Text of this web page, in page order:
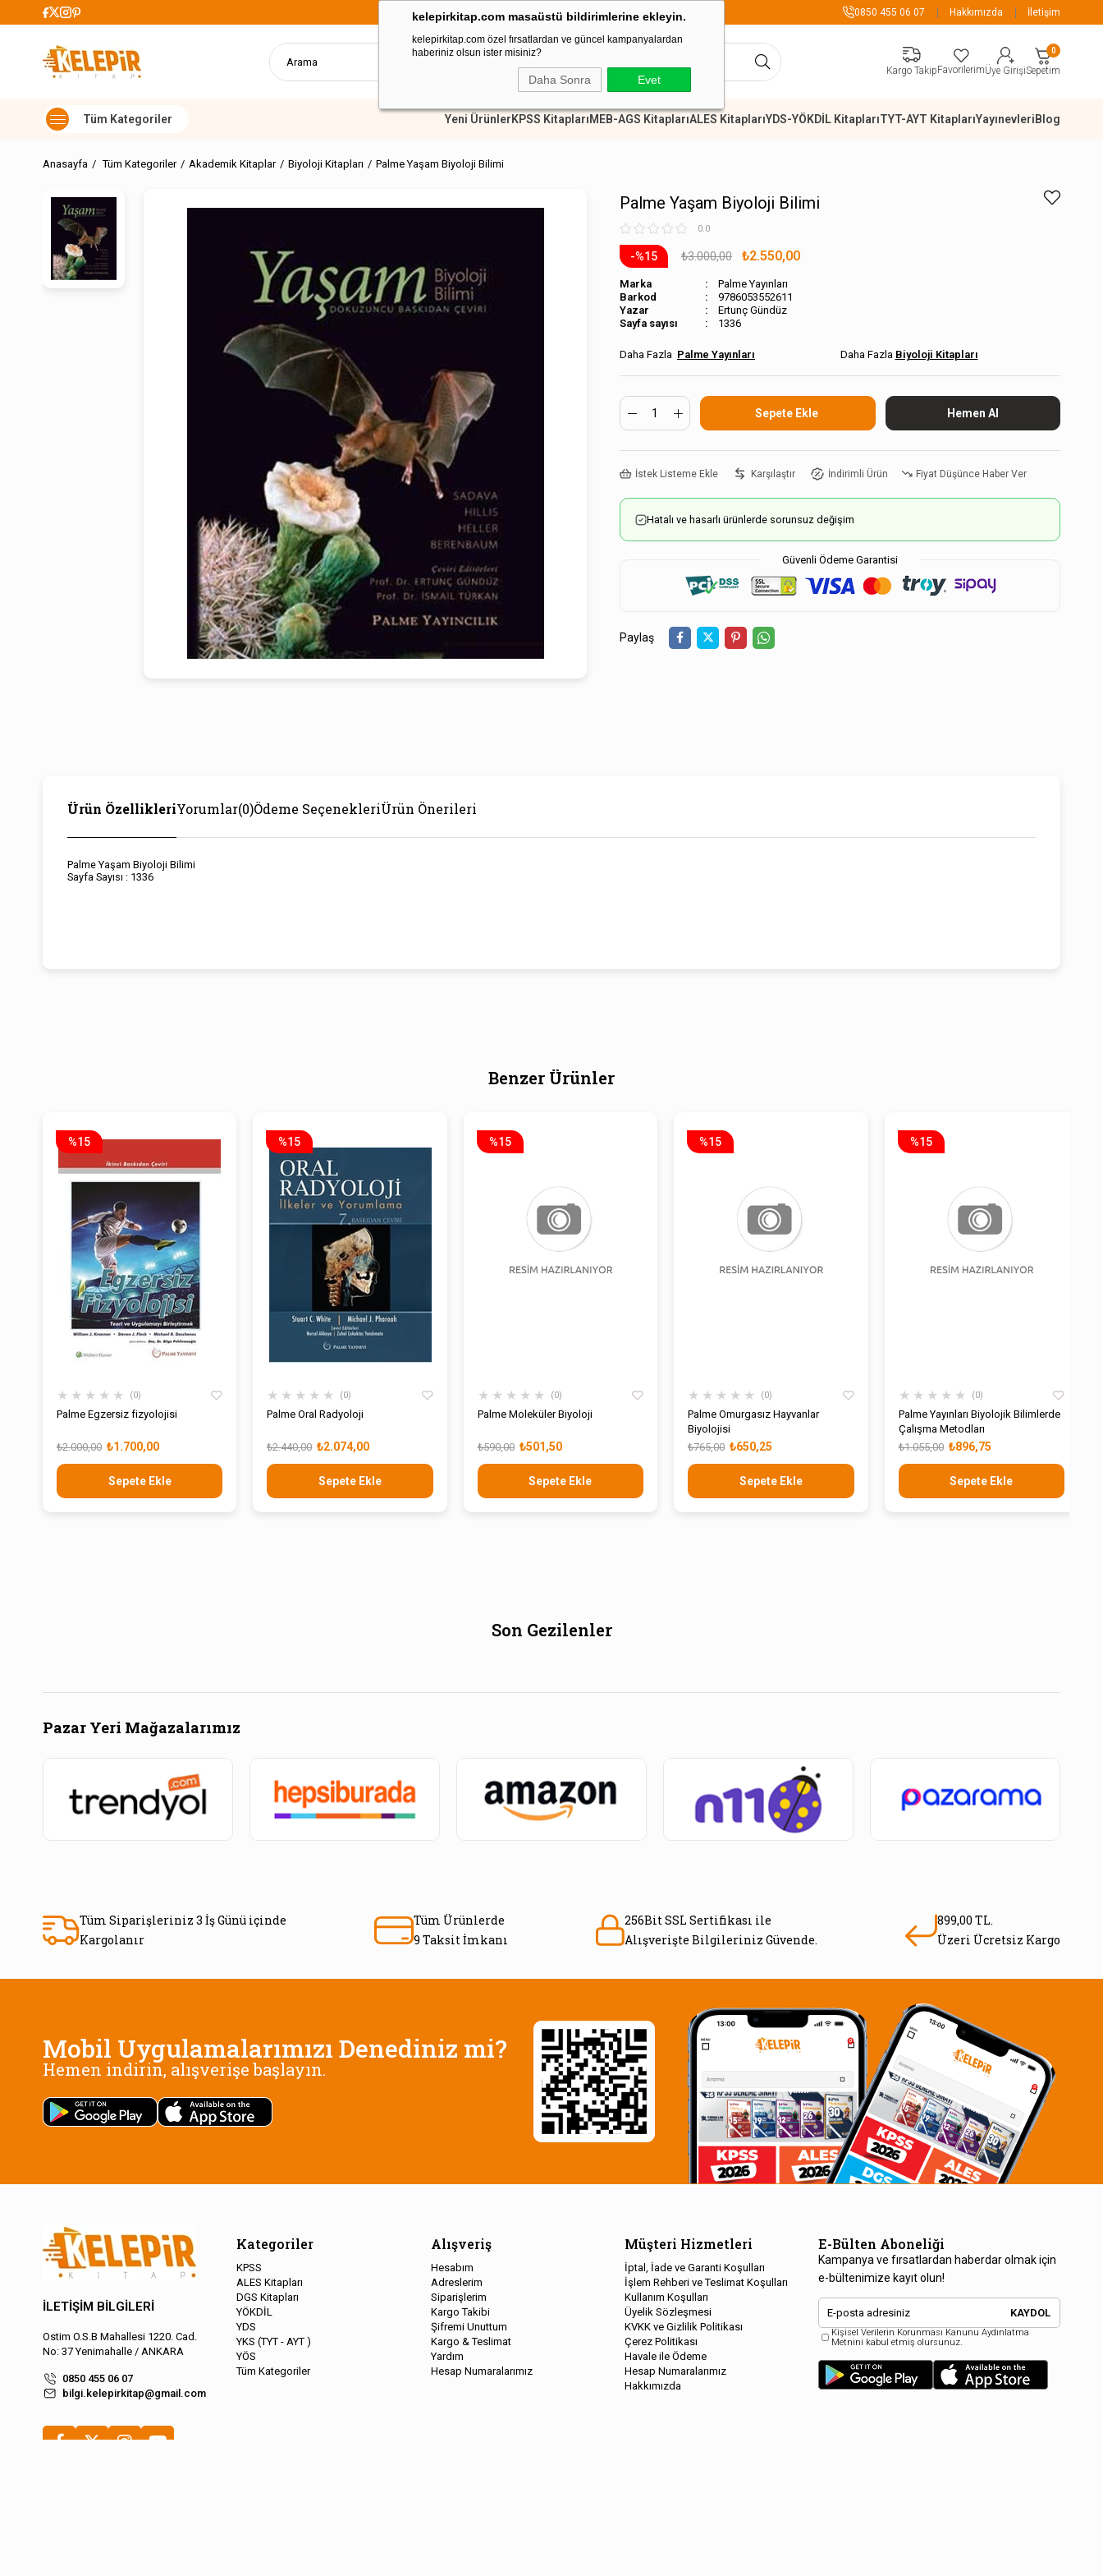
kelepirkitap.com masaüstü bildirimlerine ekleyin.
kelepirkitap.com özel fırsatlardan ve güncel kampanyalardan
haberiniz olsun ister misiniz?
Daha Sonra Evet
Kargo Ücretsiz 899 TL Üzeri Alışverişlerde Kargo Ücretsiz 899 TL Üzeri Alışverişlerde
0850 455 06 07 Hakkımızda İletişim
Kargo TakipFavorilerimÜye GirişiSepetim
0
Yeni ÜrünlerKPSS KitaplarıMEB-AGS KitaplarıALES KitaplarıYDS-YÖKDİL KitaplarıTYT-AYT KitaplarıYayınevleriBlog
Anasayfa Tüm Kategoriler Akademik Kitaplar Biyoloji Kitapları Palme Yaşam Biyoloji Bilimi
Palme Yaşam Biyoloji Bilimi
0.0
15 ₺3.000,00 ₺2.550,00
Marka
Palme Yayınları
Barkod
9786053552611
Ertunç Gündüz
Sayfa sayısı
1336
Palme Yayınları Biyoloji Kitapları
İstek Listeme Ekle Karşılaştır İndirimli Ürün Fiyat Düşünce Haber Ver
Hatalı ve hasarlı ürünlerde sorunsuz değişim
Güvenli Ödeme Garantisi
Paylaş
Ürün ÖzellikleriYorumlar(0)Ödeme SeçenekleriÜrün Önerileri
Palme Yaşam Biyoloji Bilimi
Sayfa Sayısı : 1336
Benzer Ürünler
★ ★ ★ ★ ★ 0
Palme Egzersiz fizyolojisi
₺1.700,00
₺2.000,00
Sepete Ekle
%15
★ ★ ★ ★ ★ 0
Palme Oral Radyoloji
₺2.074,00
₺2.440,00
Sepete Ekle
%15
★ ★ ★ ★ ★ 0
Palme Moleküler Biyoloji
₺501,50
₺590,00
Sepete Ekle
%15
★ ★ ★ ★ ★ 0
Palme Omurgasız Hayvanlar
Biyolojisi
₺650,25
₺765,00
Sepete Ekle
%15
★ ★ ★ ★ ★ 0
Palme Yayınları Biyolojik Bilimlerde
Çalışma Metodları
₺896,75
₺1.055,00
Sepete Ekle
%15
Son Gezilenler
Pazar Yeri Mağazalarımız
Tüm Siparişleriniz 3 İş Günü içinde
Kargolanır
Tüm Ürünlerde
9 Taksit İmkanı
256Bit SSL Sertifikası ile
Alışverişte Bilgileriniz Güvende.
899,00 TL.
Üzeri Ücretsiz Kargo
Mobil Uygulamalarımızı Denediniz mi?
Hemen indirin, alışverişe başlayın.
İLETİŞİM BİLGİLERİ
Ostim O.S.B Mahallesi 1220. Cad.
No: 37 Yenimahalle / ANKARA
0850 455 06 07
bilgi.kelepirkitap@gmail.com
Kategoriler
KPSS
ALES Kitapları
DGS Kitapları
YÖKDİL
YDS
YKS (TYT - AYT )
YÖS
Tüm Kategoriler
Alışveriş
Hesabım
Adreslerim
Siparişlerim
Kargo Takibi
Şifremi Unuttum
Kargo & Teslimat
Yardım
Hesap Numaralarımız
Müşteri Hizmetleri
İptal, İade ve Garanti Koşulları
İşlem Rehberi ve Teslimat Koşulları
Kullanım Koşulları
Üyelik Sözleşmesi
KVKK ve Gizlilik Politikası
Çerez Politikası
Havale ile Ödeme
Hesap Numaralarımız
Hakkımızda
E-Bülten Aboneliği
Kampanya ve fırsatlardan haberdar olmak için
e-bültenimize kayıt olun!
KAYDOL
Kişisel Verilerin Korunması Kanunu Aydınlatma
Metnini kabul etmiş olursunuz.